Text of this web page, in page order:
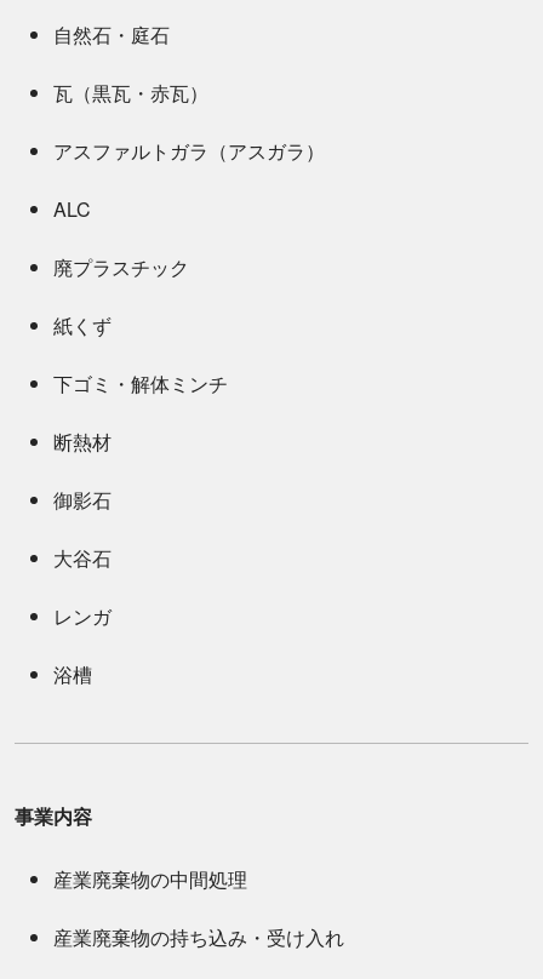
自然石・庭石
瓦（黒瓦・赤瓦）
アスファルトガラ（アスガラ）
ALC
廃プラスチック
紙くず
下ゴミ・解体ミンチ
断熱材
御影石
大谷石
レンガ
浴槽
事業内容
産業廃棄物の中間処理
産業廃棄物の持ち込み・受け入れ